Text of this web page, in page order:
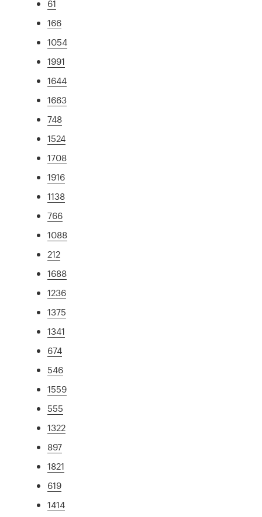
61
166
1054
1991
1644
1663
748
1524
1708
1916
1138
766
1088
212
1688
1236
1375
1341
674
546
1559
555
1322
897
1821
619
1414